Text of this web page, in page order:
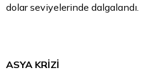
dolar seviyelerinde dalgalandı.
ASYA KRİZİ